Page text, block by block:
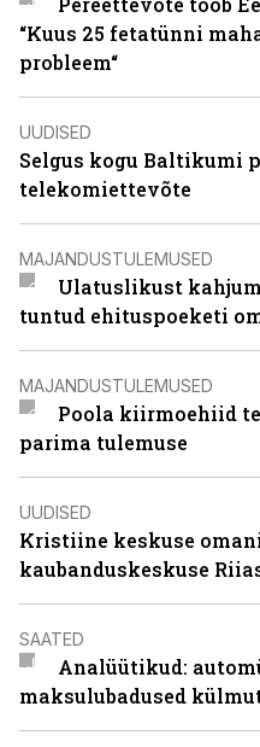
“Kuus 25 fetatünni
probleem“
UUDISED
Selgus kogu Baltikumi
telekomiettevõte
MAJANDUSTULEMUSED
Ulatuslikust
tuntud ehituspoeketi
MAJANDUSTULEMUSED
Poola kiirmoehiid
parima tulemuse
UUDISED
Kristiine keskuse
kaubanduskeskuse
SAATED
Analüütikud:
maksulubadused